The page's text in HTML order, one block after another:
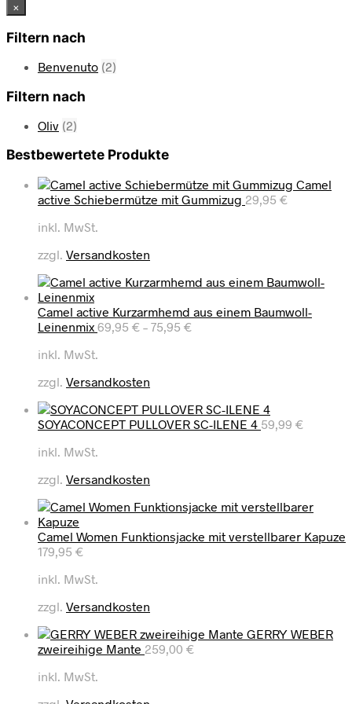
×
Filtern nach
Benvenuto (2)
Filtern nach
Oliv (2)
Bestbewertete Produkte
Camel
active Schiebermütze mit Gummizug 29,95 €
inkl. MwSt.
zzgl. Versandkosten
Camel active Kurzarmhemd aus einem Baumwoll-
Leinenmix 69,95 € – 75,95 €
inkl. MwSt.
zzgl. Versandkosten
SOYACONCEPT PULLOVER SC-ILENE 4 59,99 €
inkl. MwSt.
zzgl. Versandkosten
Camel Women Funktionsjacke mit verstellbarer Kapuze
179,95 €
inkl. MwSt.
zzgl. Versandkosten
GERRY WEBER
zweireihige Mante 259,00 €
inkl. MwSt.